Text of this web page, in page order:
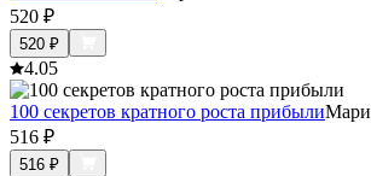
520 ₽
520 ₽
4.05
100 секретов кратного роста прибыли
516 ₽
516 ₽